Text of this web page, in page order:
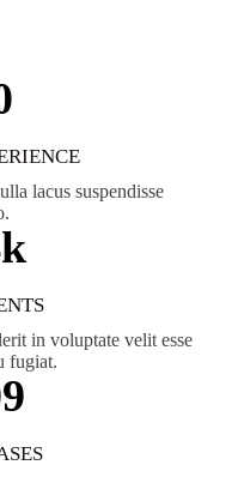
lacus suspendisse
in voluptate velit esse
fugiat.